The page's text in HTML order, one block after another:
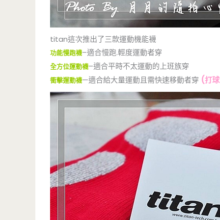
titan這次推出了三款運動機能襪
功能慢跑襪–適合慢跑.輕度運動者穿
全方位運動襪–適合平時不太運動的上班族穿
衝擊運動襪—適合給大量運動且需快速移動者穿 (打